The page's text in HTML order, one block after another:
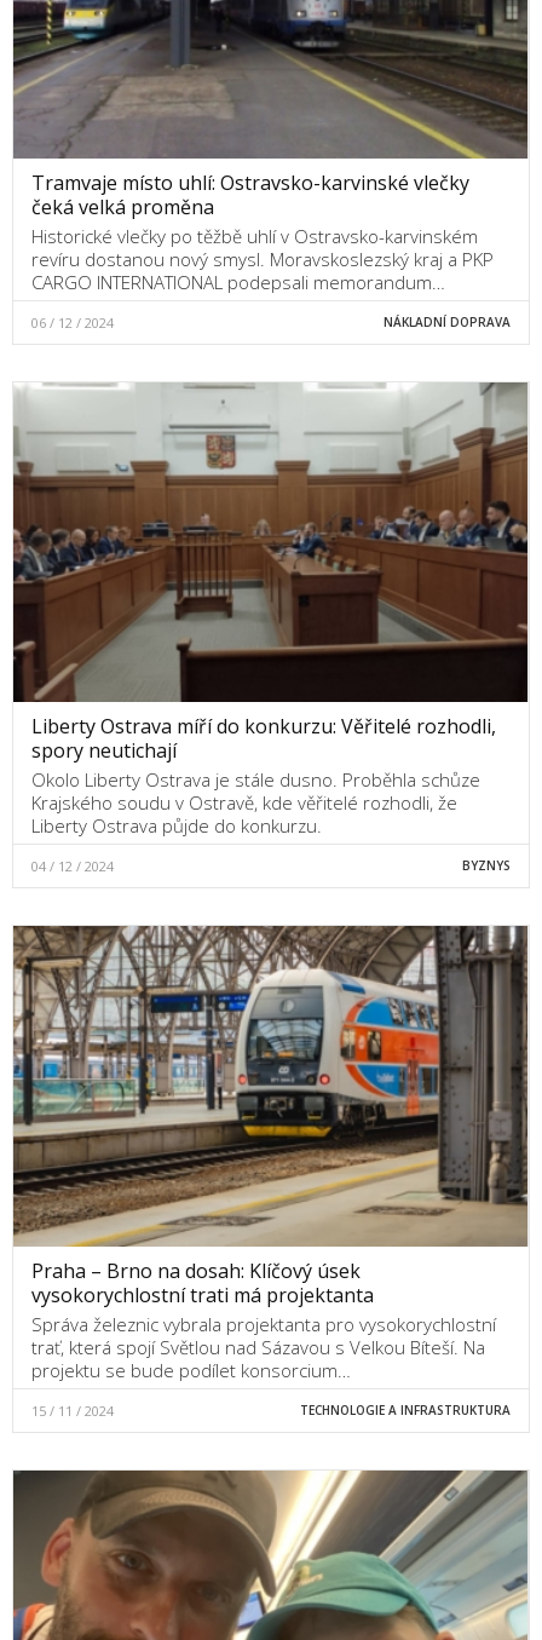
Tramvaje místo uhlí: Ostravsko-karvinské vlečky
čeká velká proměna
Historické vlečky po těžbě uhlí v Ostravsko-karvinském
revíru dostanou nový smysl. Moravskoslezský kraj a PKP
CARGO INTERNATIONAL podepsali memorandum…
06 / 12 / 2024 NÁKLADNÍ DOPRAVA
Liberty Ostrava míří do konkurzu: Věřitelé rozhodli,
spory neutichají
Okolo Liberty Ostrava je stále dusno. Proběhla schůze
Krajského soudu v Ostravě, kde věřitelé rozhodli, že
Liberty Ostrava půjde do konkurzu.
04 / 12 / 2024 BYZNYS
Praha – Brno na dosah: Klíčový úsek
vysokorychlostní trati má projektanta
Správa železnic vybrala projektanta pro vysokorychlostní
trať, která spojí Světlou nad Sázavou s Velkou Bíteší. Na
projektu se bude podílet konsorcium…
15 / 11 / 2024 TECHNOLOGIE A INFRASTRUKTURA